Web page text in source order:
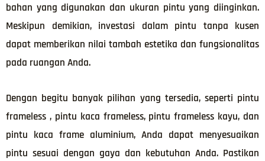
bahan yang digunakan dan ukuran pintu yang diinginkan.
Meskipun demikian, investasi dalam pintu tanpa kusen
dapat memberikan nilai tambah estetika dan fungsionalitas
pada ruangan Anda.
Dengan begitu banyak pilihan yang tersedia, seperti pintu
frameless , pintu kaca frameless, pintu frameless kayu, dan
pintu kaca frame aluminium, Anda dapat menyesuaikan
pintu sesuai dengan gaya dan kebutuhan Anda. Pastikan